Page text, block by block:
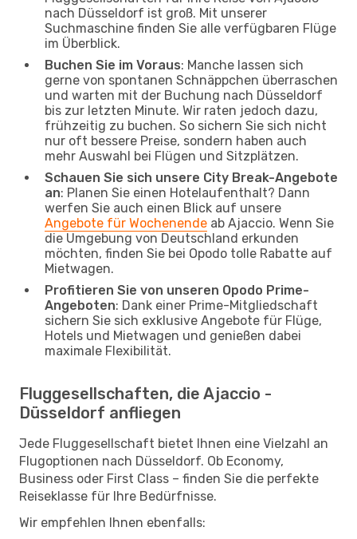
nach Düsseldorf ist groß. Mit unserer
Suchmaschine finden Sie alle verfügbaren Flüge
im Überblick.
Buchen Sie im Voraus: Manche lassen sich
gerne von spontanen Schnäppchen überraschen
und warten mit der Buchung nach Düsseldorf
bis zur letzten Minute. Wir raten jedoch dazu,
frühzeitig zu buchen. So sichern Sie sich nicht
nur oft bessere Preise, sondern haben auch
mehr Auswahl bei Flügen und Sitzplätzen.
Schauen Sie sich unsere City Break-Angebote
an: Planen Sie einen Hotelaufenthalt? Dann
werfen Sie auch einen Blick auf unsere
Angebote für Wochenende ab Ajaccio. Wenn Sie
die Umgebung von Deutschland erkunden
möchten, finden Sie bei Opodo tolle Rabatte auf
Mietwagen.
Profitieren Sie von unseren Opodo Prime-
Angeboten: Dank einer Prime-Mitgliedschaft
sichern Sie sich exklusive Angebote für Flüge,
Hotels und Mietwagen und genießen dabei
maximale Flexibilität.
Fluggesellschaften, die Ajaccio -
Düsseldorf anfliegen
Jede Fluggesellschaft bietet Ihnen eine Vielzahl an
Flugoptionen nach Düsseldorf. Ob Economy,
Business oder First Class – finden Sie die perfekte
Reiseklasse für Ihre Bedürfnisse.
Wir empfehlen Ihnen ebenfalls: